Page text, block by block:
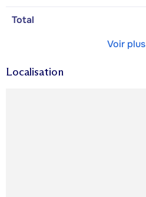
Total
Voir plus
Localisation